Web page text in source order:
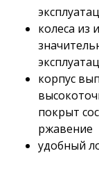
колеса из
корпус
покрыт
ржавение
удобный